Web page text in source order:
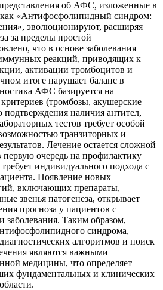
об АФС, изложенные в
как «Антифосфолипидный синдром:
эволюционируют, расширяя
за пределы простой
что в основе заболевания
реакций, приводящих к
активации тромбоцитов и
итоге нарушает баланс в
АФС базируется на
(тромбозы, акушерские
подтверждения наличия антител,
тестов требует особой
транзиторных и
Лечение остается сложной
первую очередь на профилактику
индивидуального подхода с
Появление новых
включающих препараты,
звенья патогенеза, открывает
прогноза у пациентов с
Таким образом,
синдрома,
алгоритмов и поиск
являются важными
медицины, что определяет
фундаментальных и клинических